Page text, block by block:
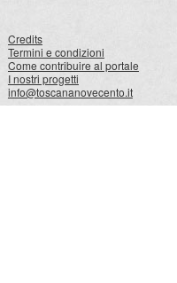
Credits
Termini e condizioni
Come contribuire al portale
I nostri progetti
info@toscananovecento.it